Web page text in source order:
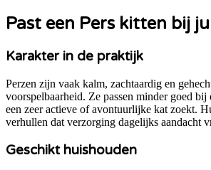
Past een Perskitten bij
Karakter in de praktijk
Perzen zijn vaak kalm, zachtaardig en
voorspelbaarheid. Ze passen minder goed bij
een zeer actieve of avontuurlijke kat zoekt.
verhullen dat verzorging dagelijks aandacht
Geschikt huishouden